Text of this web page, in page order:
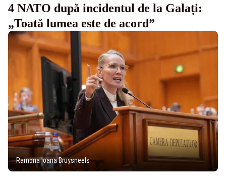
4 NATO după incidentul de la Galați:
„Toată lumea este de acord”
Ramona Ioana Bruysneels